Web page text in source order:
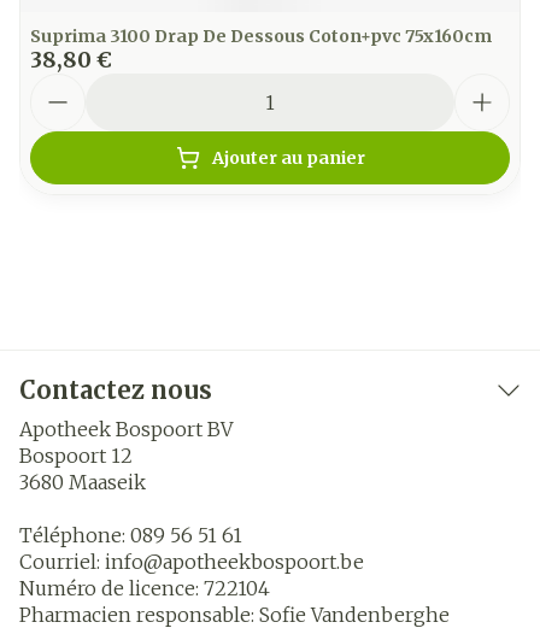
Suprima 3100 Drap De Dessous Coton+pvc 75x160cm
38,80 €
Ajouter au panier
Contactez nous
Apotheek Bospoort BV
Bospoort 12
3680 Maaseik
Téléphone: 089 56 51 61
Courriel: info@apotheekbospoort.be
Numéro de licence: 722104
Pharmacien responsable: Sofie Vandenberghe